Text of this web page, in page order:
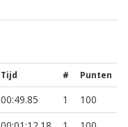
Tijd # Punten
00:49.85 1
100